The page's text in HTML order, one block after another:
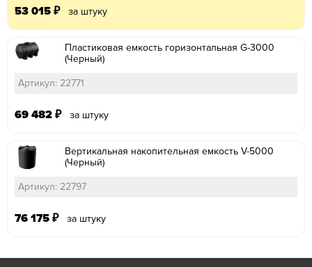
53 015 ₽ за штуку
Пластиковая емкость горизонтальная G-3000
(Черный)
Артикул: 22771
69 482 ₽ за штуку
Вертикальная накопительная емкость V-5000
(Черный)
Артикул: 22797
76 175 ₽ за штуку